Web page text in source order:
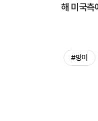
해 미국측
#방미